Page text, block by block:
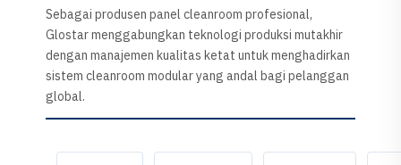
Sebagai produsen panel cleanroom profesional,
Glostar menggabungkan teknologi produksi mutakhir
dengan manajemen kualitas ketat untuk menghadirkan
sistem cleanroom modular yang andal bagi pelanggan
global.